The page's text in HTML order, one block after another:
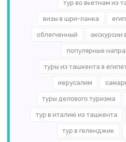
тур во вьетнам из
визы в шри-ланка
облегченный экскурсии
популярные
туры из ташкента в
иерусалим
туры делового туризма
тур в италию из ташкента
тур в геленджик